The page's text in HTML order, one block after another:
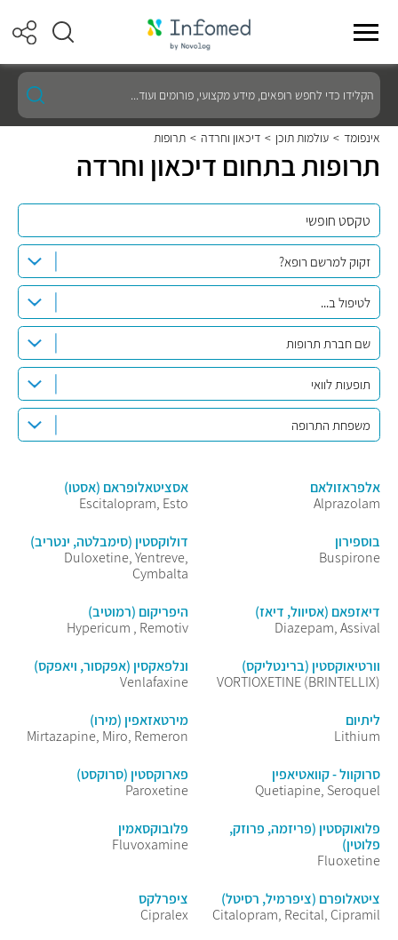
הקלידו
כדי
לחפש
רופאים,
מידע
מקצועי,
פורומים
אינפומד > עולמות תוכן > דיכאון וחרדה > תרופות
תרופות בתחום דיכאון וחרדה
זקוק למרשם רופא?
לטיפול ב...
שם חברת תרופות
תופעות לוואי
משפחת התרופה
אלפראזולאם
Alprazolam
אסציטאלופראם (אסטו)
Escitalopram, Esto
בוספירון
Buspirone
דולוקסטין (סימבלטה, ינטריב)
Duloxetine, Yentreve,
Cymbalta
דיאזפאם (אסיוול, דיאז)
Diazepam, Assival
היפריקום (רמוטיב)
Hypericum , Remotiv
וורטיאוקסטין (ברינטליקס)
(BRINTELLIX) VORTIOXETINE
ונלפאקסין (אפקסור, ויאפקס)
Venlafaxine
ליתיום
Lithium
מירטאזאפין (מירו)
Mirtazapine, Miro, Remeron
סרוקוול - קוואטיאפין
Quetiapine, Seroquel
פארוקסטין (סרוקסט)
Paroxetine
פלואוקסטין (פריזמה, פרוזק,
פלוטין)
Fluoxetine
פלובוקסאמין
Fluvoxamine
ציטאלופרם (ציפרמיל, רסיטל)
Citalopram, Recital, Cipramil
ציפרלקס
Cipralex